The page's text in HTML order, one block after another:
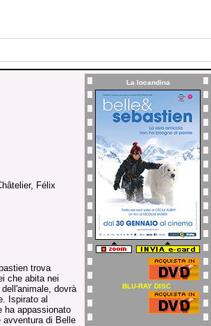
Félix
trova
che abita nei
dovrà
Ispirato al
ha appassionato
avventura di Belle
La locandina
BLU-RAY DISC